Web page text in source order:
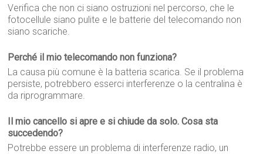
Verifica che non ci siano ostruzioni nel percorso, che le
fotocellule siano pulite e le batterie del telecomando non
siano scariche.
Perché il mio telecomando non funziona?
La causa più comune è la batteria scarica. Se il problema
persiste, potrebbero esserci interferenze o la centralina è
da riprogrammare.
Il mio cancello si apre e si chiude da solo. Cosa sta
succedendo?
Potrebbe essere un problema di interferenze radio, un